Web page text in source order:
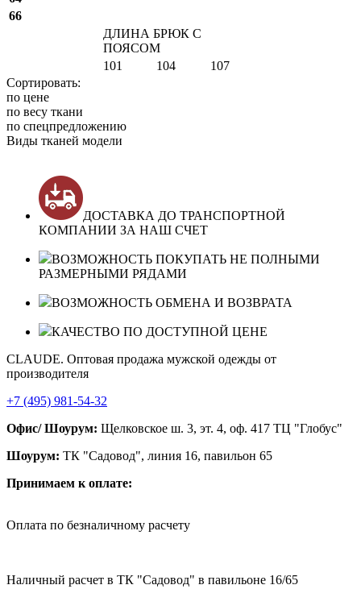
66
ДЛИНА БРЮК С
ПОЯСОМ
101
104
107
Сортировать:
по цене
по весу ткани
по спецпредложению
Виды тканей модели
ДОСТАВКА ДО ТРАНСПОРТНОЙ
КОМПАНИИ ЗА НАШ СЧЕТ
ВОЗМОЖНОСТЬ ПОКУПАТЬ НЕ ПОЛНЫМИ
РАЗМЕРНЫМИ РЯДАМИ
ВОЗМОЖНОСТЬ ОБМЕНА И ВОЗВРАТА
КАЧЕСТВО ПО ДОСТУПНОЙ ЦЕНЕ
CLAUDE. Оптовая продажа мужской одежды от
производителя
+7 (495) 981-54-32
Офис/ Шоурум: Щелковское ш. 3, эт. 4, оф. 417 ТЦ "Глобус"
Шоурум: ТК "Садовод", линия 16, павильон 65
Принимаем к оплате:
Оплата по безналичному расчету
Наличный расчет в ТК "Садовод" в павильоне 16/65